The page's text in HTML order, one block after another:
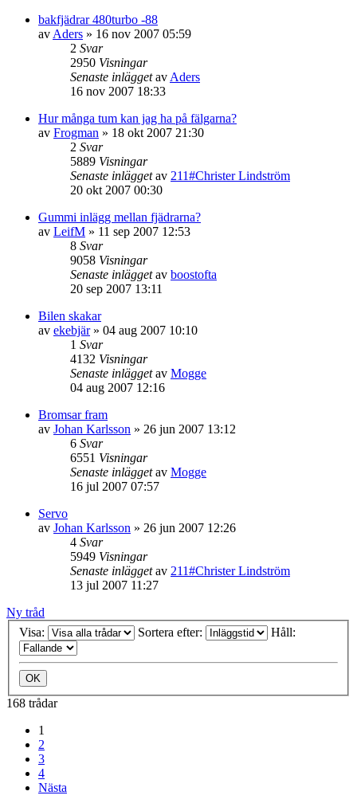
bakfjädrar 480turbo -88
av Aders » 16 nov 2007 05:59
2 Svar
2950 Visningar
Senaste inläggetav Aders
16 nov 2007 18:33
Hur många tum kan jag ha på fälgarna?
av Frogman » 18 okt 2007 21:30
2 Svar
5889 Visningar
Senaste inläggetav 211#Christer Lindström
20 okt 2007 00:30
Gummi inlägg mellan fjädrarna?
av LeifM » 11 sep 2007 12:53
8 Svar
9058 Visningar
Senaste inläggetav boostofta
20 sep 2007 13:11
Bilen skakar
av ekebjär» 04 aug 2007 10:10
1 Svar
4132 Visningar
Senaste inläggetav Mogge
04 aug 2007 12:16
Bromsar fram
av Johan Karlsson » 26 jun 2007 13:12
6 Svar
6551 Visningar
Senaste inläggetav Mogge
16 jul 2007 07:57
Servo
av Johan Karlsson » 26 jun 2007 12:26
4 Svar
5949 Visningar
Senaste inläggetav 211#Christer Lindström
13 jul 2007 11:27
Ny tråd
Visa:
Sortera efter: Håll:
168 trådar
1
2
3
4
Nästa